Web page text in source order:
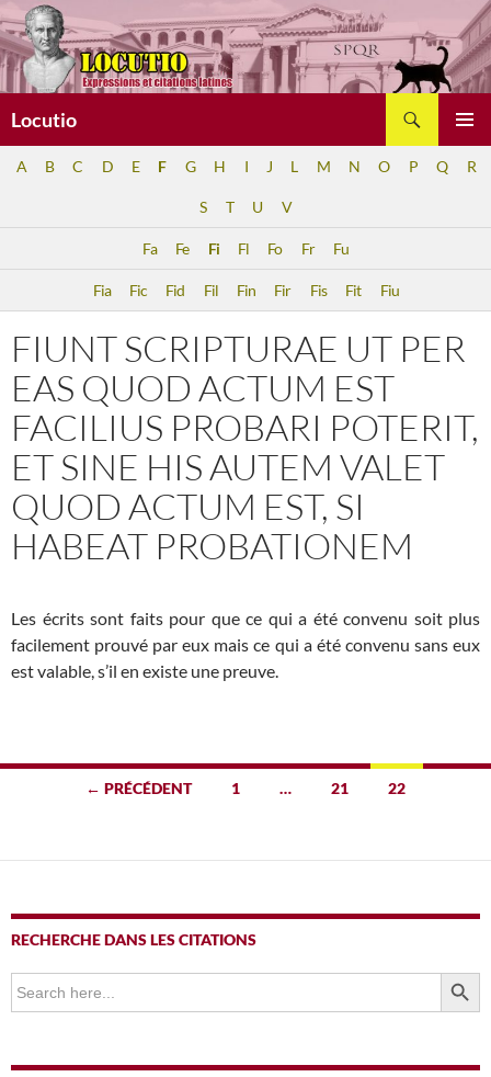
Aller
au
contenu
Locutio
A B C D E F G H I J L M N O P Q R
S T U V
Fa Fe Fi Fl Fo Fr Fu
Fia Fic Fid Fil Fin Fir Fis Fit Fiu
FIUNT SCRIPTURAE UT PER
EAS QUOD ACTUM EST
FACILIUS PROBARI POTERIT,
ET SINE HIS AUTEM VALET
QUOD ACTUM EST, SI
HABEAT PROBATIONEM
Les écrits sont faits pour que ce qui a été convenu soit plus
facilement prouvé par eux mais ce qui a été convenu sans eux
est valable, s’il en existe une preuve.
Navigation
articles
← PRÉCÉDENT 1 … 21 22
RECHERCHE DANS LES CITATIONS
Search
for:
SEARCH